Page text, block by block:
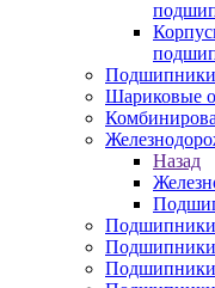
Подшипники
Шариковые
Назад
Подшипники
Подшипники
Подшипники